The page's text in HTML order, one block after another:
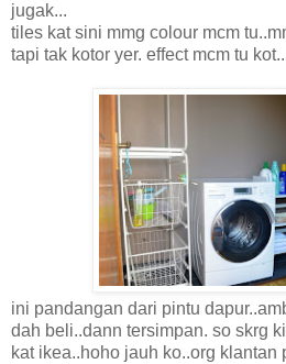
jugak...
tiles kat sini mmg colour mcm
tapi tak kotor yer. effect mcm tu
ini pandangan dari pintu
dah beli..dann tersimpan. so skrg
kat ikea..hoho jauh ko..org klantan